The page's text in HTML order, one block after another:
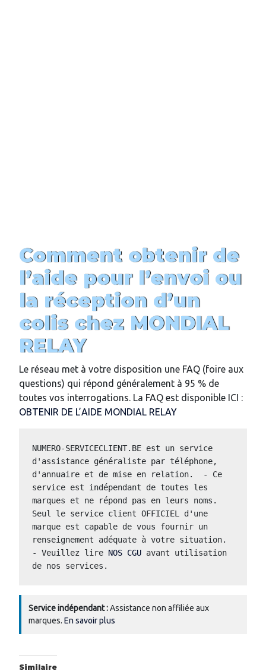
Comment obtenir de
l’aide pour l’envoi ou
la réception d’un
colis chez MONDIAL
RELAY
Le réseau met à votre disposition une FAQ (foire aux
questions) qui répond généralement à 95 % de
toutes vos interrogations. La FAQ est disponible ICI :
OBTENIR DE L’AIDE MONDIAL RELAY
NUMERO-SERVICECLIENT.BE est un service
d'assistance généraliste par téléphone,
d'annuaire et de mise en relation.  - Ce
service est indépendant de toutes les
marques et ne répond pas en leurs noms.
Seul le service client OFFICIEL d'une
marque est capable de vous fournir un
renseignement adéquate à votre situation.
- Veuillez lire NOS CGU avant utilisation
de nos services.
Service indépendant :Assistance non affiliée aux
marques. En savoir plus
Similaire